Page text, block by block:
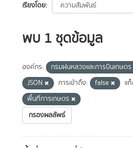
เรียงโดย
พบ 1 ชุดข้อมูล
องค์กร: กรมฝนหลวงและการบินเกษตร
JSON
การเข้าถึง: false แ
พื้นที่การเกษตร
กรองผลลัพธ์